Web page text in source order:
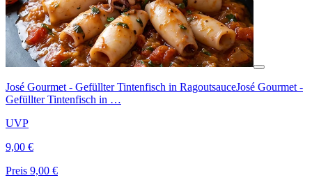
José Gourmet - Gefüllter Tintenfisch in RagoutsauceJosé Gourmet -
Gefüllter Tintenfisch in …
UVP
9,00 €
Preis 9,00 €